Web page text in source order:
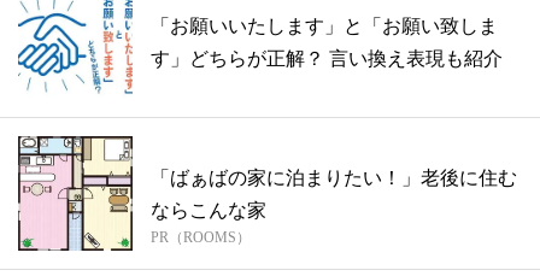
「お願いいたします」と「お願い致しま
す」どちらが正解？ 言い換え表現も紹介
「ばぁばの家に泊まりたい！」老後に住む
ならこんな家
PR（ROOMS）